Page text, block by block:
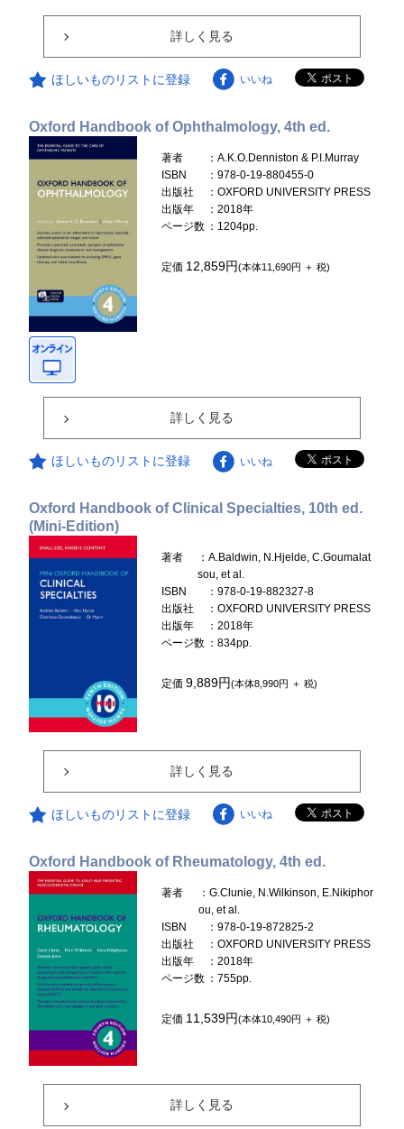
詳しく見る
ほしいものリストに登録 いいね
Oxford Handbook of Ophthalmology, 4th ed.
著者
：A.K.O.Denniston & P.I.Murray
ISBN
：978-0-19-880455-0
出版社
：OXFORD UNIVERSITY PRESS
出版年
：2018年
ページ数 ：1204pp.
定価 12,859円(本体11,690円 ＋ 税)
詳しく見る
ほしいものリストに登録 いいね
Oxford Handbook of Clinical Specialties, 10th ed.
(Mini-Edition)
著者
：A.Baldwin, N.Hjelde, C.Goumalat
sou, et al.
ISBN
：978-0-19-882327-8
出版社
：OXFORD UNIVERSITY PRESS
出版年
：2018年
ページ数 ：834pp.
定価9,889円(本体8,990円 ＋ 税)
詳しく見る
ほしいものリストに登録 いいね
Oxford Handbook of Rheumatology, 4th ed.
著者
：G.Clunie, N.Wilkinson, E.Nikiphor
ou, et al.
ISBN
：978-0-19-872825-2
出版社
：OXFORD UNIVERSITY PRESS
出版年
：2018年
ページ数 ：755pp.
定価 11,539円(本体10,490円 ＋ 税)
詳しく見る